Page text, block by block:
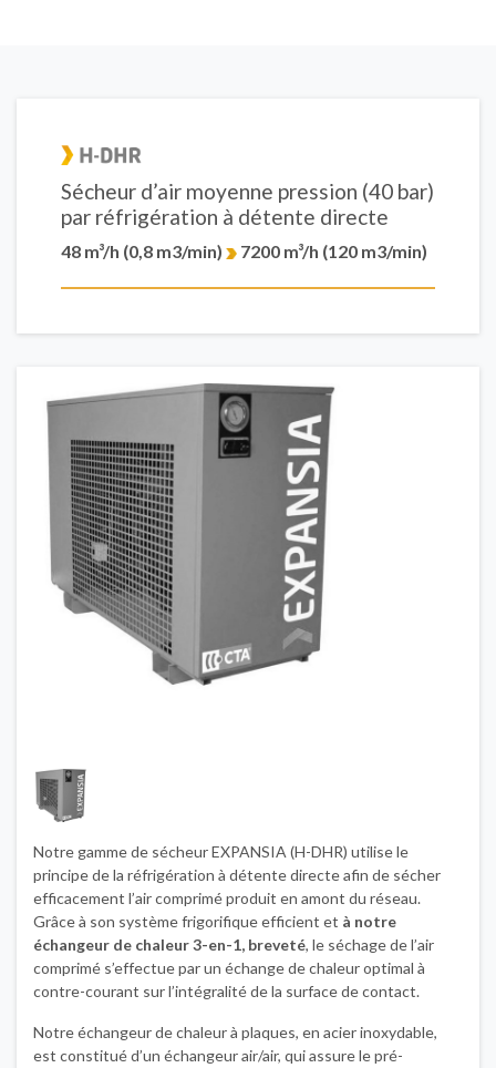
Sécheur d’air moyenne pression (40 bar)
par réfrigération à détente directe
48 m³/h (0,8 m3/min) 7200 m³/h (120 m3/min)
Notre gamme de sécheur EXPANSIA (H-DHR) utilise le
principe de la réfrigération à détente directe afin de sécher
efficacement l’air comprimé produit en amont du réseau.
Grâce à son système frigorifique efficient et à notre
échangeur de chaleur 3-en-1, breveté, le séchage de l’air
comprimé s’effectue par un échange de chaleur optimal à
contre-courant sur l’intégralité de la surface de contact.
Notre échangeur de chaleur à plaques, en acier inoxydable,
est constitué d’un échangeur air/air, qui assure le pré-